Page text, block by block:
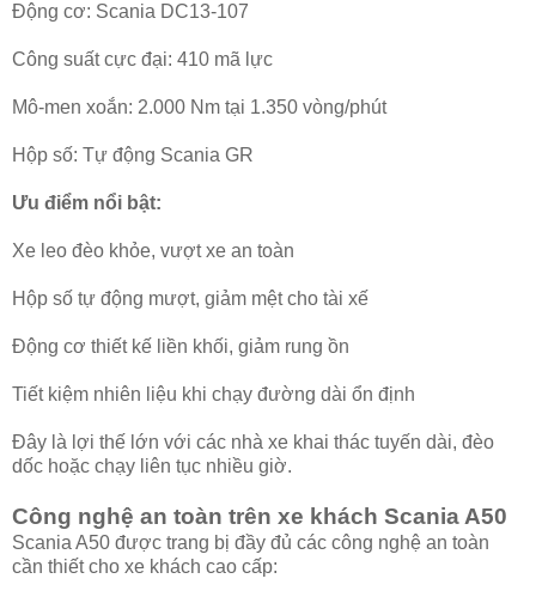
Động cơ: Scania DC13-107
Công suất cực đại: 410 mã lực
Mô-men xoắn: 2.000 Nm tại 1.350 vòng/phút
Hộp số: Tự động Scania GR
Ưu điểm nổi bật:
Xe leo đèo khỏe, vượt xe an toàn
Hộp số tự động mượt, giảm mệt cho tài xế
Động cơ thiết kế liền khối, giảm rung ồn
Tiết kiệm nhiên liệu khi chạy đường dài ổn định
Đây là lợi thế lớn với các nhà xe khai thác tuyến dài, đèo
dốc hoặc chạy liên tục nhiều giờ.
Công nghệ an toàn trên xe khách Scania A50
Scania A50 được trang bị đầy đủ các công nghệ an toàn
cần thiết cho xe khách cao cấp: